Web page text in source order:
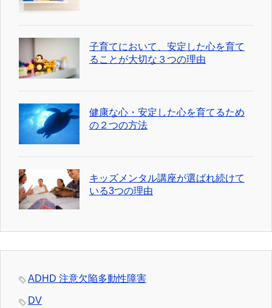
子育てにおいて、安定した心を育て
ることが大切な３つの理由
健康な心・安定した心を育てるため
の２つの方法
キッズメンタル講座が選ばれ続けて
いる3つの理由
ADHD 注意欠陥多動性障害
DV